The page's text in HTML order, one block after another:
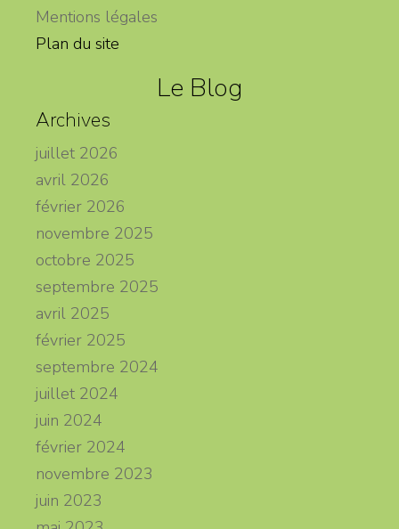
Mentions légales
Plan du site
Le Blog
Archives
juillet 2026
avril 2026
février 2026
novembre 2025
octobre 2025
septembre 2025
avril 2025
février 2025
septembre 2024
juillet 2024
juin 2024
février 2024
novembre 2023
juin 2023